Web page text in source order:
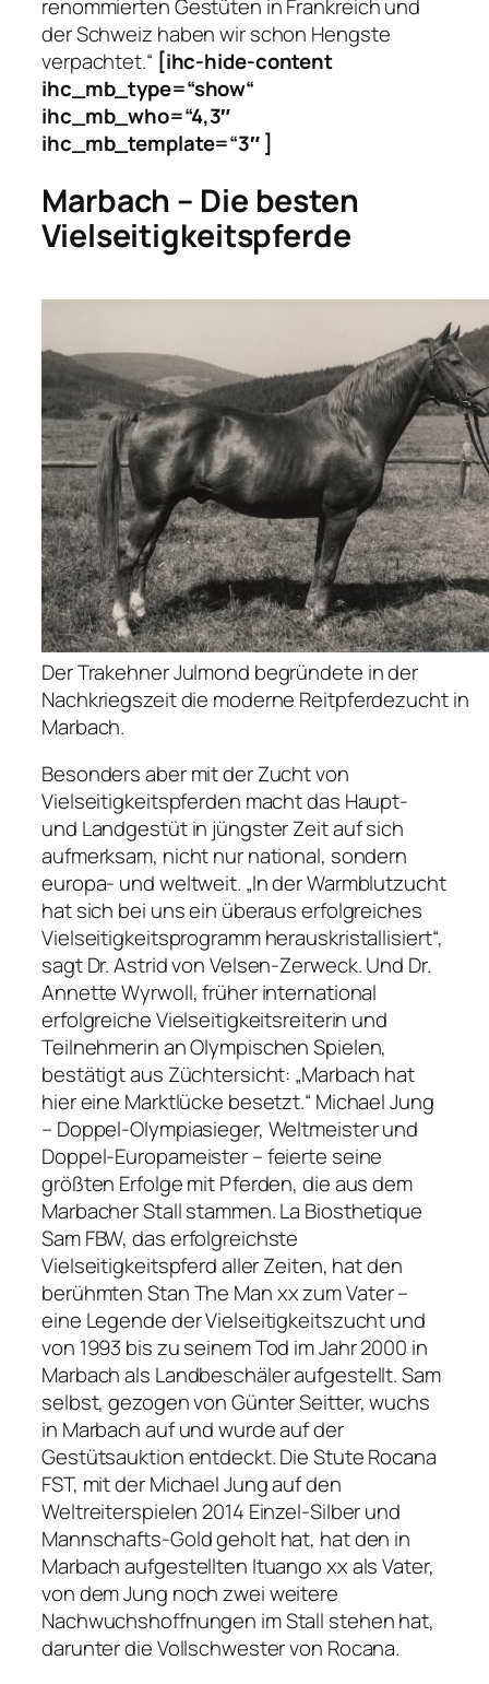
renommierten Gestüten in Frankreich und
der Schweiz haben wir schon Hengste
verpachtet.“ [ihc-hide-content
ihc_mb_type=“show“
ihc_mb_who=“4,3″
ihc_mb_template=“3″ ]
Marbach – Die besten
Vielseitigkeitspferde
Der Trakehner Julmond begründete in der
Nachkriegszeit die moderne Reitpferdezucht in
Marbach.
Besonders aber mit der Zucht von
Vielseitigkeitspferden macht das Haupt-
und Landgestüt in jüngster Zeit auf sich
aufmerksam, nicht nur national, sondern
europa- und weltweit. „In der Warmblutzucht
hat sich bei uns ein überaus erfolgreiches
Vielseitigkeitsprogramm herauskristallisiert“,
sagt Dr. Astrid von Velsen-Zerweck. Und Dr.
Annette Wyrwoll, früher international
erfolgreiche Vielseitigkeitsreiterin und
Teilnehmerin an Olympischen Spielen,
bestätigt aus Züchtersicht: „Marbach hat
hier eine Marktlücke besetzt.“ Michael Jung
– Doppel-Olympiasieger, Weltmeister und
Doppel-Europameister – feierte seine
größten Erfolge mit Pferden, die aus dem
Marbacher Stall stammen. La Biosthetique
Sam FBW, das erfolgreichste
Vielseitigkeitspferd aller Zeiten, hat den
berühmten Stan The Man xx zum Vater –
eine Legende der Vielseitigkeitszucht und
von 1993 bis zu seinem Tod im Jahr 2000 in
Marbach als Landbeschäler aufgestellt. Sam
selbst, gezogen von Günter Seitter, wuchs
in Marbach auf und wurde auf der
Gestütsauktion entdeckt. Die Stute Rocana
FST, mit der Michael Jung auf den
Weltreiterspielen 2014 Einzel-Silber und
Mannschafts-Gold geholt hat, hat den in
Marbach aufgestellten Ituango xx als Vater,
von dem Jung noch zwei weitere
Nachwuchshoffnungen im Stall stehen hat,
darunter die Vollschwester von Rocana.